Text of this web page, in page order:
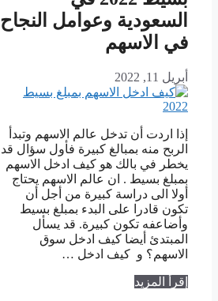
السعودية وعوامل النجاح
في الاسهم
أبريل 11, 2022
إذا اردت أن تدخل عالم الاسهم وتبدأ
الربح منه بمبالغ كبيرة فأول سؤال قد
يخطر في بالك هو كيف ادخل الاسهم
بمبلغ بسيط . ان عالم الاسهم يحتاج
أولا الى دراسة كبيرة من أجل أن
تكون قادرا على البدء بمبلغ بسيط
وأضاعفه تكون كبيرة. قد يسأل
المبتدئ أيضا كيف ادخل سوق
الاسهم؟ و كيف ادخل …
إقرأ المزيد